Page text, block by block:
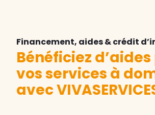
Financement, aides & crédit
Bénéficiez
vos services à
avec